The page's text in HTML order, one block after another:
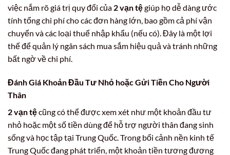
việc nắm rõ giá trị quy đổi của 2 vạn tệgiúp họ dễ dàng ước
tính tổng chi phí cho các đơn hàng lớn, bao gồm cả phí vận
chuyển và các loại thuế nhập khẩu (nếu có). Đây là một lợi
thế để quản lý ngân sách mua sắm hiệu quả và tránh những
bất ngờ về chi phí.
Đánh Giá Khoản Đầu Tư Nhỏ hoặc Gửi Tiền Cho Người
Thân
2 vạn tệcũng có thể được xem xét như một khoản đầu tư
nhỏ hoặc một số tiền dùng để hỗ trợ người thân đang sinh
sống và học tập tại Trung Quốc. Trong bối cảnh nền kinh tế
Trung Quốc đang phát triển, một khoản tiền tương đương